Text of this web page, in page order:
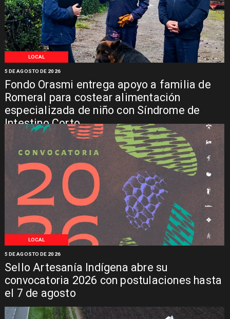
LOCAL
Fondo Orasmi entrega apoyo a familia de
Romeral para costear alimentación
especializada de niño con Síndrome de
Intestino Corto
5 DE AGOSTO DE 2026
LOCAL
Sello Artesanía Indígena abre su
convocatoria 2026 con postulaciones hasta
el 7 de agosto
5 DE AGOSTO DE 2026